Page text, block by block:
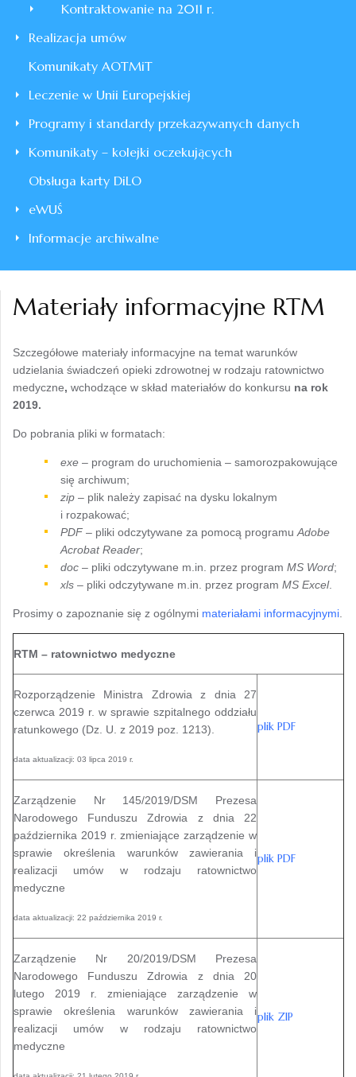
Kontraktowanie na 2011 r.
Realizacja umów
Komunikaty AOTMiT
Leczenie w Unii Europejskiej
Programy i standardy przekazywanych danych
Komunikaty – kolejki oczekujących
Obsługa karty DiLO
eWUŚ
Informacje archiwalne
Materiały informacyjne RTM
Szczegółowe materiały informacyjne na temat warunków
udzielania świadczeń opieki zdrowotnej w rodzaju ratownictwo
medyczne, wchodzące w skład materiałów do konkursu na rok
2019.
Do pobrania pliki w formatach:
exe – program do uruchomienia – samorozpakowujące
się archiwum;
zip – plik należy zapisać na dysku lokalnym
i rozpakować;
PDF – pliki odczytywane za pomocą programu Adobe
Acrobat Reader;
doc – pliki odczytywane m.in. przez program MS Word;
xls – pliki odczytywane m.in. przez program MS Excel.
Prosimy o zapoznanie się z ogólnymi materiałami informacyjnymi
RTM – ratownictwo medyczne
Rozporządzenie Ministra Zdrowia z dnia 27
czerwca 2019 r. w sprawie szpitalnego oddziału
ratunkowego (Dz. U. z 2019 poz. 1213).
data aktualizacji: 03 lipca 2019 r.
plik PDF
Zarządzenie Nr 145/2019/DSM Prezesa
Narodowego Funduszu Zdrowia z dnia 22
października 2019 r. zmieniające zarządzenie w
sprawie określenia warunków zawierania i
realizacji umów w rodzaju ratownictwo
medyczne
data aktualizacji: 22 października 2019 r.
plik PDF
Zarządzenie Nr 20/2019/DSM Prezesa
Narodowego Funduszu Zdrowia z dnia 20
lutego 2019 r. zmieniające zarządzenie w
sprawie określenia warunków zawierania i
realizacji umów w rodzaju ratownictwo
medyczne
plik ZIP